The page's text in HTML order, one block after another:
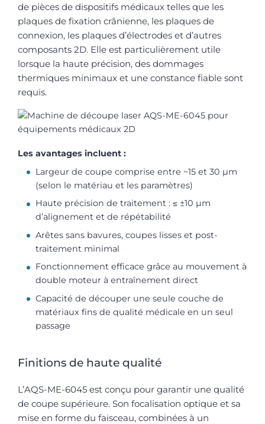
de pièces de dispositifs médicaux telles que les
plaques de fixation crânienne, les plaques de
connexion, les plaques d’électrodes et d’autres
composants 2D. Elle est particulièrement utile
lorsque la haute précision, des dommages
thermiques minimaux et une constance fiable sont
requis.
Les avantages incluent :
Largeur de coupe comprise entre ~15 et 30 µm
(selon le matériau et les paramètres)
Haute précision de traitement : ≤ ±10 µm
d’alignement et de répétabilité
Arêtes sans bavures, coupes lisses et post-
traitement minimal
Fonctionnement efficace grâce au mouvement à
double moteur à entraînement direct
Capacité de découper une seule couche de
matériaux fins de qualité médicale en un seul
passage
Finitions de haute qualité
L’AQS-ME-6045 est conçu pour garantir une qualité
de coupe supérieure. Son focalisation optique et sa
mise en forme du faisceau, combinées à un